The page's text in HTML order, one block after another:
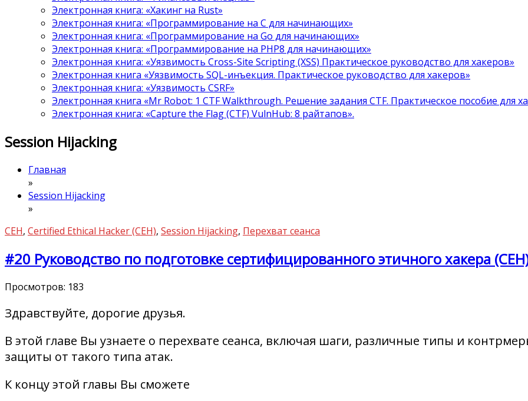
Электронная книга: «Хакинг на Rust»
Электронная книга: «Программирование на C для начинающих»
Электронная книга: «Программирование на Go для начинающих»
Электронная книга: «Программирование на PHP8 для начинающих»
Электронная книга: «Уязвимость Cross-Site Scripting (XSS) Практическое руководство для хакеров»
Электронная книга «Уязвимость SQL-инъекция. Практическое руководство для хакеров»
Электронная книга: «Уязвимость CSRF»
Электронная книга «Mr Robot: 1 CTF Walkthrough. Решение задания CTF. Практическое пособие для
Электронная книга: «Capture the Flag (CTF) VulnHub: 8 райтапов».
Session Hijacking
Главная
»
Session Hijacking
»
CEH, Certified Ethical Hacker (CEH), Session Hijacking, Перехват сеанса
#20 Руководство по подготовке сертифицированного этичного хакера
Просмотров: 183
Здравствуйте, дорогие друзья.
В этой главе Вы узнаете о перехвате сеанса, включая шаги, различные типы и
защиты от такого типа атак.
К концу этой главы Вы сможете